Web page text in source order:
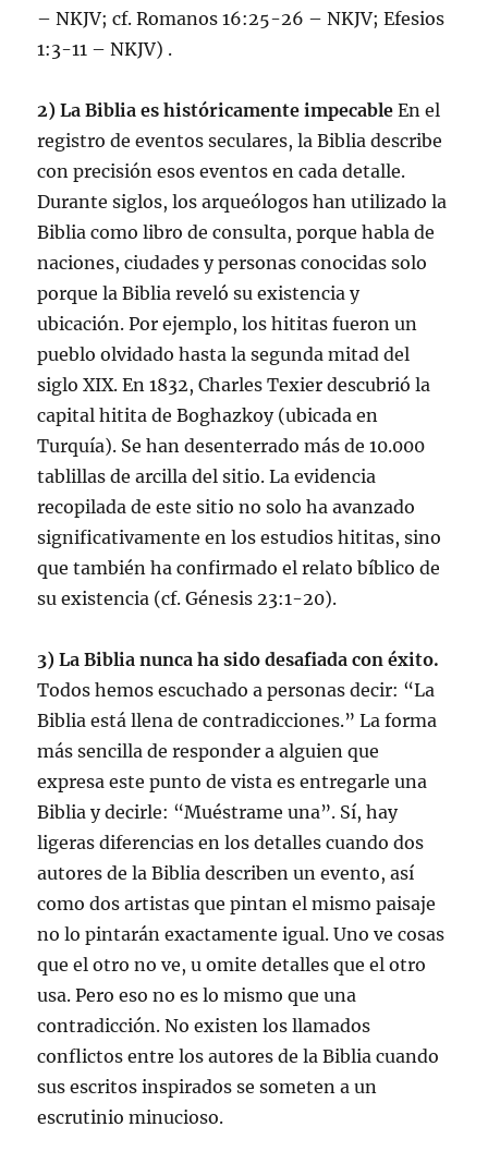
– NKJV; cf. Romanos 16:25-26 – NKJV; Efesios
1:3-11 – NKJV) .
2) La Biblia es históricamente impecable En el
registro de eventos seculares, la Biblia describe
con precisión esos eventos en cada detalle.
Durante siglos, los arqueólogos han utilizado la
Biblia como libro de consulta, porque habla de
naciones, ciudades y personas conocidas solo
porque la Biblia reveló su existencia y
ubicación. Por ejemplo, los hititas fueron un
pueblo olvidado hasta la segunda mitad del
siglo XIX. En 1832, Charles Texier descubrió la
capital hitita de Boghazkoy (ubicada en
Turquía). Se han desenterrado más de 10.000
tablillas de arcilla del sitio. La evidencia
recopilada de este sitio no solo ha avanzado
significativamente en los estudios hititas, sino
que también ha confirmado el relato bíblico de
su existencia (cf. Génesis 23:1-20).
3) La Biblia nunca ha sido desafiada con éxito.
Todos hemos escuchado a personas decir: “La
Biblia está llena de contradicciones.” La forma
más sencilla de responder a alguien que
expresa este punto de vista es entregarle una
Biblia y decirle: “Muéstrame una”. Sí, hay
ligeras diferencias en los detalles cuando dos
autores de la Biblia describen un evento, así
como dos artistas que pintan el mismo paisaje
no lo pintarán exactamente igual. Uno ve cosas
que el otro no ve, u omite detalles que el otro
usa. Pero eso no es lo mismo que una
contradicción. No existen los llamados
conflictos entre los autores de la Biblia cuando
sus escritos inspirados se someten a un
escrutinio minucioso.